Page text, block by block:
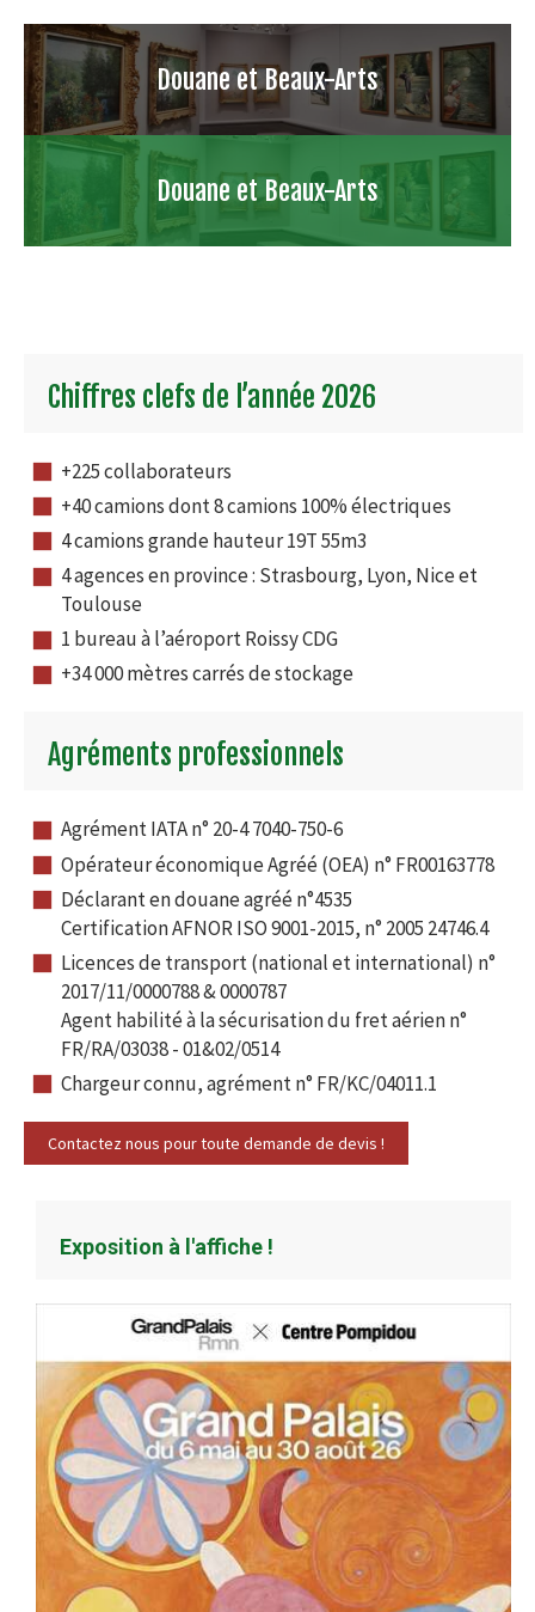
Douane et Beaux-Arts
Douane et Beaux-Arts
Chiffres clefs de l’année 2026
+225 collaborateurs
+40 camions dont 8 camions 100% électriques
4 camions grande hauteur 19T 55m3
4 agences en province : Strasbourg, Lyon, Nice et
Toulouse
1 bureau à l’aéroport Roissy CDG
+34 000 mètres carrés de stockage
Agréments professionnels
Agrément IATA n° 20-4 7040-750-6
Opérateur économique Agréé (OEA) n° FR00163778
Déclarant en douane agréé n°4535
Certification AFNOR ISO 9001-2015, n° 2005 24746.4
Licences de transport (national et international) n°
2017/11/0000788 & 0000787
Agent habilité à la sécurisation du fret aérien n°
FR/RA/03038 - 01&02/0514
Chargeur connu, agrément n° FR/KC/04011.1
Contactez nous pour toute demande de devis !
Exposition à l'affiche !